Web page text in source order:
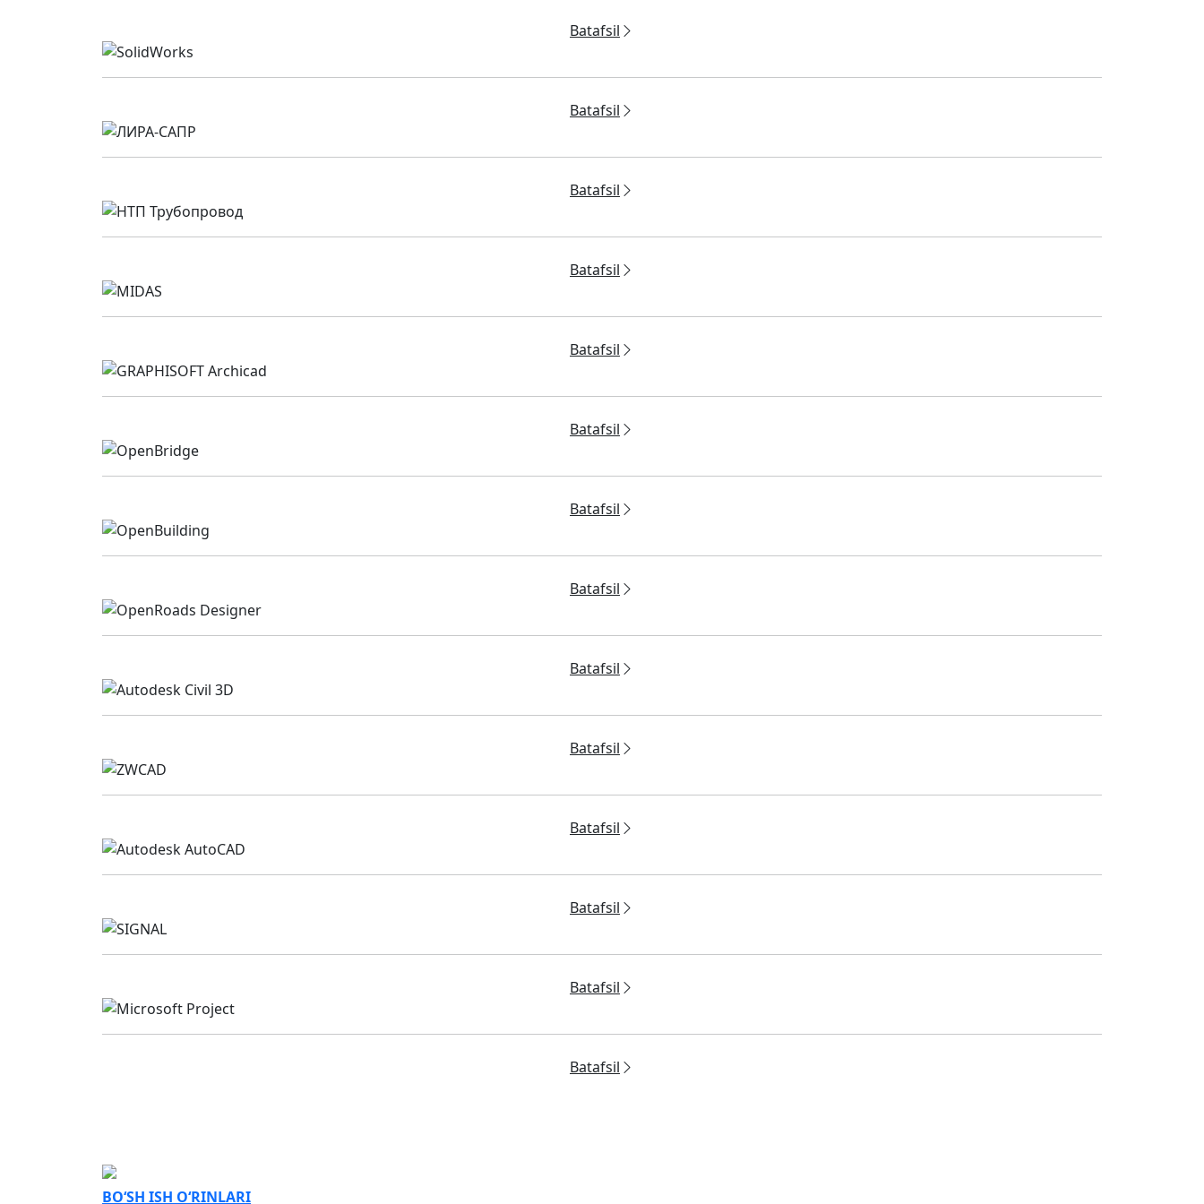
Batafsil
Batafsil
Batafsil
Batafsil
Batafsil
Batafsil
Batafsil
Batafsil
Batafsil
Batafsil
Batafsil
Batafsil
Batafsil
Batafsil
BO‘SH ISH O‘RINLARI